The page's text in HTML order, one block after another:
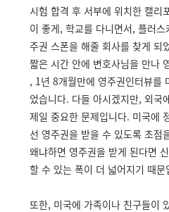
시험 합격 후 서부에 위치한 캘리
이 좋게, 학교를 다니면서, 플러
주권 스폰을 해줄 회사를 찾게 되
짧은 시간 안에 변호사님을 만나
, 1년 8개월만에 영주권인터뷰를
었습니다. 다들 아시겠지만, 외국
제일 중요한 문제입니다. 미국에
선 영주권을 받을 수 있도록 초점
왜냐하면 영주권을 받게 된다면
할 수 있는 폭이 더 넓어지기 때문
또한, 미국에 가족이나 친구들이